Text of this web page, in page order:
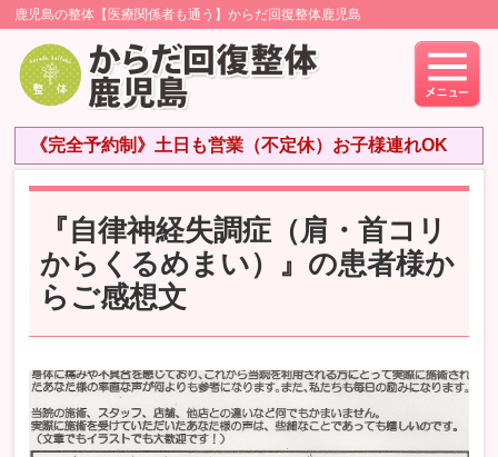
鹿児島の整体【医療関係者も通う】からだ回復整体鹿児島
《完全予約制》土日も営業（不定休）お子様連れOK
『自律神経失調症（肩・首コリ
からくるめまい）』の患者様か
らご感想文